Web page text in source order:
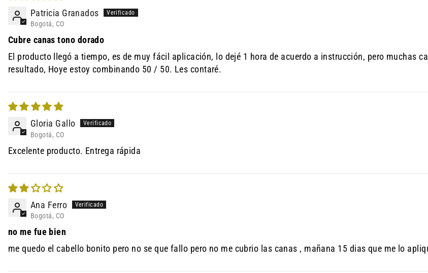
Patricia Granados
Bogotá, CO
Cubre canas tono dorado
El producto llegó a tiempo, es de muy fácil aplicación, lo dejé 1 hora de acuerdo a instrucción, pero muchas
resultado, Hoye estoy combinando 50 / 50. Les contaré.
Gloria Gallo
Bogotá, CO
Excelente producto. Entrega rápida
Ana Ferro
Bogotá, CO
no me fue bien
me quedo el cabello bonito pero no se que fallo pero no me cubrio las canas , mañana 15 dias que me lo